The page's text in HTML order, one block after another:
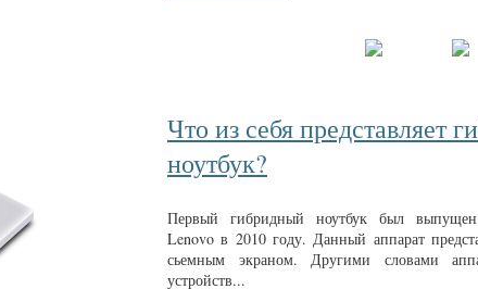
Что из себя представляет
ноутбук?
Первый гибридный ноутбук был выпущен
Lenovo в 2010 году. Данный аппарат
сьемным экраном. Другими словами
устройств...